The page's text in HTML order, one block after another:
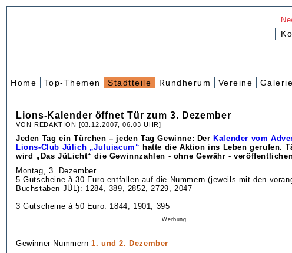
Home Top-Themen Stadtteile Rundherum Vereine
Lions-Kalender öffnet Tür zum 3. Dezember
VON REDAKTION [03.12.2007, 06.03 UHR]
Jeden Tag ein Türchen – jeden Tag Gewinne: Der Kalender vom
Lions-Club Jülich „Juluiacum“ hatte die Aktion ins Leben gerufen.
wird „Das JüLicht“ die Gewinnzahlen - ohne Gewähr -
Montag, 3. Dezember
5 Gutscheine à 30 Euro entfallen auf die Nummern (jeweils mit den
Buchstaben JÜL): 1284, 389, 2852, 2729, 2047
3 Gutscheine à 50 Euro: 1844, 1901, 395
Werbung
Gewinner-Nummern1. und 2. Dezember